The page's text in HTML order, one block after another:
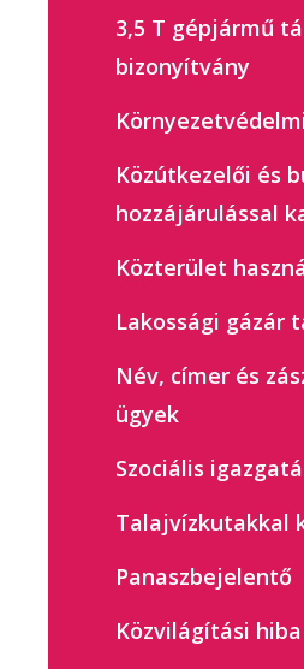
3,5 T gépjármű
bizonyítvány
Közútkezelői és
hozzájárulással
Közterület
Lakossági gázár
Név, címer és
ügyek
Szociális
Talajvízkutakkal
Panaszbejelentő
Közvilágítási